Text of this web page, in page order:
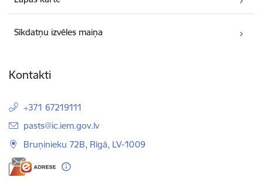
Sīkdatņu izvēles maiņa
Kontakti
+371 67219111
E-pasts:
pasts@ic.iem.gov.lv
Bruņinieku 72B, Rīgā, LV-1009